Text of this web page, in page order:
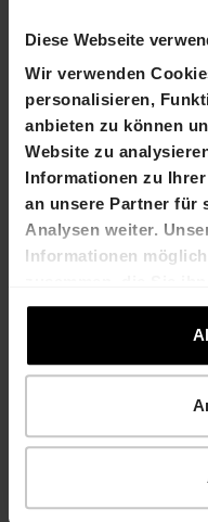
Diese Webseite
Wir verwenden
personalisieren,
anbieten zu können
Website zu
Informationen zu
an unsere Partner für
Analysen weiter.
Informationen
die sie im Rahmen
Read more